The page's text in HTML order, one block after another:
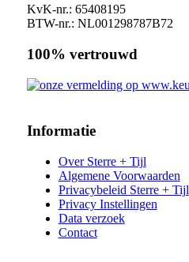
KvK-nr.: 65408195
BTW-nr.: NL001298787B72
100% vertrouwd
Informatie
Over Sterre + Tijl
Algemene Voorwaarden
Privacybeleid Sterre + Tijl
Privacy Instellingen
Data verzoek
Contact